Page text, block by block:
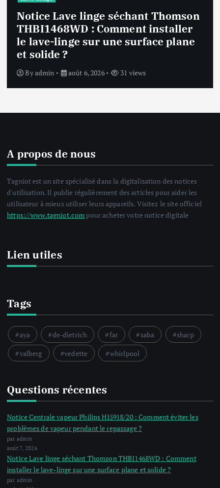
Lave Linge
Notice Lave linge F94841WH LG
F94841WH : Que faire si la machine
affiche une erreur inconnue ?
Byadmin août 6, 2026 32 views
A propos de nous
Tagniot est un site spécialisé dans la digitalisation des notices
d'utilisation. Il publie régulièrement des articles pour aider les
utilisateur à mieux utiliser leurs appareils. Visitez le site officiel
https://www.tagniot.com pour acheter votre notice digitale
Lien utiles
Tags
aya de-dietrich far saba
sharp
valberg
vedette whirlpool
Questions récentes
Notice Centrale vapeur Philips HI5918/20 : Comment éviter les
problèmes de vapeur pendant le repassage ?
par admin
août 7, 2026
Notice Lave linge séchant Thomson THBI1468WD : Comment
installer le lave-linge sur une surface plane et solide ?
par admin